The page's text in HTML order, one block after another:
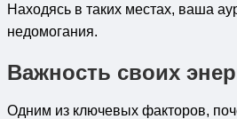
Находясь в таких местах, ваша
недомогания.
Важность своих
Одним из ключевых факторов,